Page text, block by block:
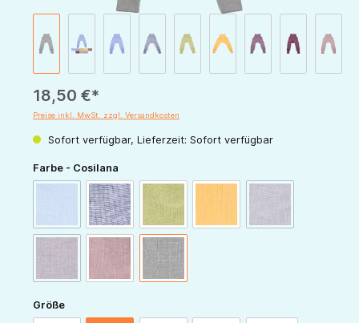
18,50 €*
Preise inkl. MwSt. zzgl. Versandkosten
Sofort verfügbar, Lieferzeit: Sofort verfügbar
Farbe - Cosilana
blau-meliert
(Diese Option ist zurzeit nicht verfügbar.)
marine-meliertgrün-meliert gelb-meliertpflaume-meliert
(Diese Option ist
weinrot-meliert
(Diese Option ist zurzeit nicht verfügbar.)
rosa-meliertgrau-meliert
Größeauswählen